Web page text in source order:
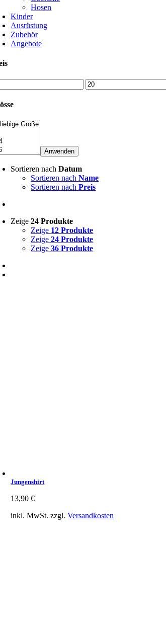
Hosen
Kinder
Ausrüstung
Zubehör
Angebote
Max.
Preis
Anwenden
Sortieren nachDatum
Sortieren nachName
Sortieren nachPreis
Zeige24 Produkte
Zeige 12 Produkte
Zeige24 Produkte
Zeige36 Produkte
Jungenshirt
13,90€
inkl. MwSt. zzgl.Versandkosten